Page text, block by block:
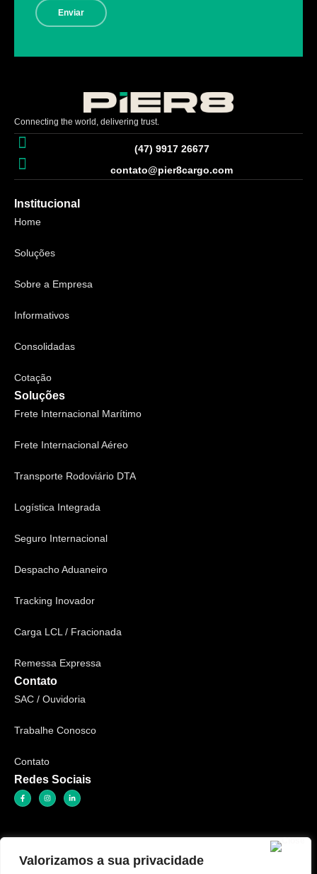
Valorizamos a sua privacidade
Enviar
Connecting the world, delivering trust.
(47) 9917 26677
contato@pier8cargo.com
Institucional
Home
Soluções
Sobre a Empresa
Informativos
Consolidadas
Cotação
Soluções
Frete Internacional Marítimo
Frete Internacional Aéreo
Transporte Rodoviário DTA
Logística Integrada
Seguro Internacional
Despacho Aduaneiro
Tracking Inovador
Carga LCL / Fracionada
Remessa Expressa
Contato
SAC / Ouvidoria
Trabalhe Conosco
Contato
Redes Sociais